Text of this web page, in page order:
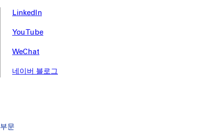
LinkedIn
YouTube
WeChat
네이버 블로그
부문